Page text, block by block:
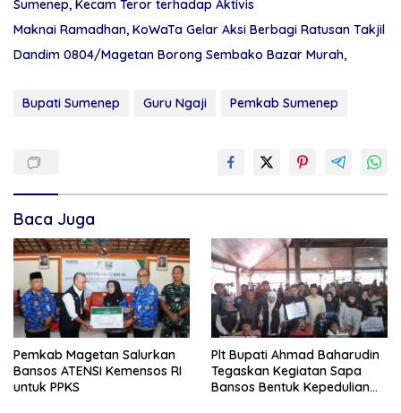
Sumenep, Kecam Teror terhadap Aktivis
Maknai Ramadhan, KoWaTa Gelar Aksi Berbagi Ratusan Takjil
Dandim 0804/Magetan Borong Sembako Bazar Murah,
Bupati Sumenep Guru Ngaji Pemkab Sumenep
Baca Juga
Pemkab Magetan Salurkan
Bansos ATENSI Kemensos RI
untuk PPKS
Plt Bupati Ahmad Baharudin
Tegaskan Kegiatan Sapa
Bansos Bentuk Kepedulian